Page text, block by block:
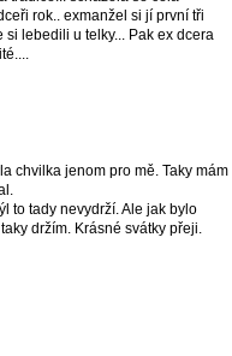
rok.. exmanžel si jí první tři
si lebedili u telky... Pak ex dcera
chvilka jenom pro mě. Taky mám
to tady nevydrží. Ale jak bylo
držím. Krásné svátky přeji.